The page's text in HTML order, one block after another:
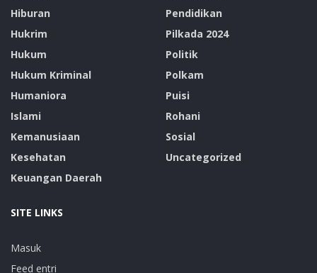
Hiburan
Hukrim
Hukum
Hukum Kriminal
Humaniora
Islami
Kemanusiaan
Kesehatan
Keuangan Daerah
Pendidikan
Pilkada 2024
Politik
Polkam
Puisi
Rohani
Sosial
Uncategorized
SITE LINKS
Masuk
Feed entri